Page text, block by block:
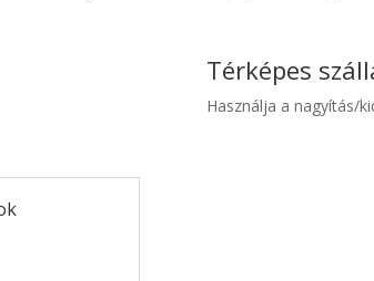
Térképes
Használja a nagyítás/